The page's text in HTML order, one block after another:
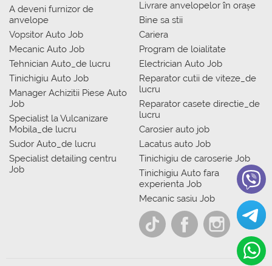
A deveni furnizor de
anvelope
Vopsitor Auto Job
Mecanic Auto Job
Tehnician Auto_de lucru
Tinichigiu Auto Job
Manager Achizitii Piese Auto
Job
Specialist la Vulcanizare
Mobila_de lucru
Sudor Auto_de lucru
Specialist detailing centru
Job
Livrare anvelopelor în orașe
Bine sa stii
Cariera
Program de loialitate
Electrician Auto Job
Reparator cutii de viteze_de
lucru
Reparator casete directie_de
lucru
Carosier auto job
Lacatus auto Job
Tinichigiu de caroserie Job
Tinichigiu Auto fara
experienta Job
Mecanic sasiu Job